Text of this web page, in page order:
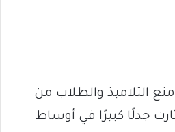
التلاميذ والطلاب من
جدلًا كبيرًا في أوساط